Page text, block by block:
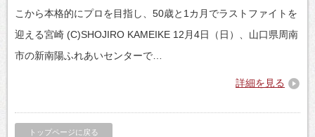
こから本格的にプロを目指し、50歳と1カ月でラストファイトを
迎える宮崎 (C)SHOJIRO KAMEIKE 12月4日（日）、山口県周南
市の新南陽ふれあいセンターで…
詳細を見る
トップページに戻る